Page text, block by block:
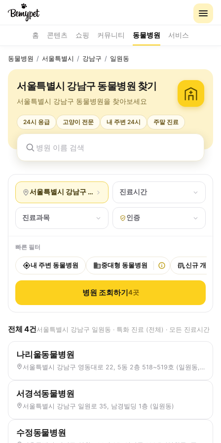
홈 콘텐츠 쇼핑 커뮤니티 동물병원 서비스
동물병원 / 서울특별시 / 강남구 / 일원동
서울특별시 강남구 동물병원 찾기
서울특별시 강남구 동물병원을 찾아보세요
24시 응급 고양이 전문 내 주변 24시 주말 진료
서울특별시 강남구 일원동 진료시간
진료과목 인증
빠른 필터
내 주변 동물병원 중대형 동물병원 신규 개원
병원 조회하기4곳
전체 4건서울특별시 강남구 일원동 · 특화 진료 (전체) · 모든 진료시간
나리울동물병원
서울특별시 강남구 영동대로 22, 5동 2층 518~519호 (일원동, 디에이치 자이 개포)
서경석동물병원
서울특별시 강남구 일원로 35, 남경빌딩 1층 (일원동)
수정동물병원